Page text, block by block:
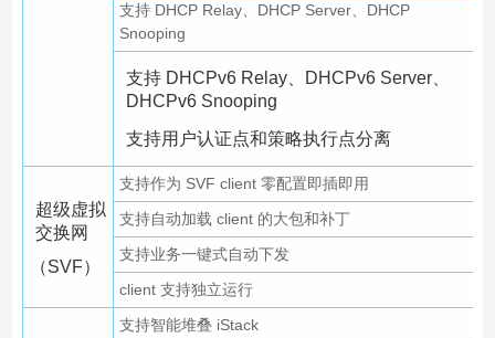
支持 DHCP Relay、DHCP Server、DHCP
Snooping
支持 DHCPv6 Relay、DHCPv6 Server、
DHCPv6 Snooping
支持用户认证点和策略执行点分离
超级虚拟
交换网
（SVF）
支持作为 SVF client 零配置即插即用
支持自动加载 client 的大包和补丁
支持业务一键式自动下发
client 支持独立运行
支持智能堆叠 iStack